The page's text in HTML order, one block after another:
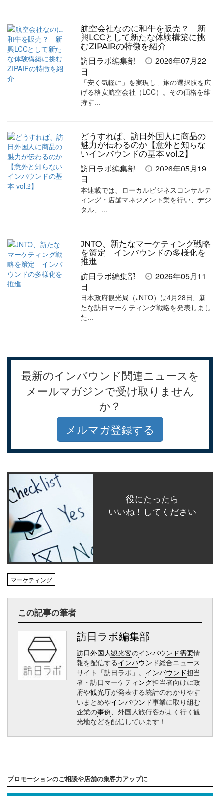
加
航空会社なのに和牛を販売？ 新
興LCCとして新たな体験構築に挑
むZIPAIRの特徴を紹介
訪日ラボ編集部
2026年07月22
日
「安く気軽に」を実現し、旅の選択肢を広
げる格安航空会社（LCC）。その価格を維
持す...
どうすれば、訪日外国人に商品の
魅力が伝わるのか【意外と知らな
いインバウンドの基本 vol.2】
訪日ラボ編集部
2026年05月19
日
本連載では、ローカルビジネスコンサルテ
ィング・店舗マネジメント業を行い、デジ
タル、...
JNTO、新たなマーケティング戦略
を策定 インバウンドの多様化を
推進
訪日ラボ編集部
2026年05月11
日
日本政府観光局（JNTO）は4月28日、新
たな訪日マーケティング戦略を発表しまし
た...
最新のインバウンド関連ニュースを
メールマガジンで受け取りません
か？
メルマガ登録する
役にたったら
いいね！してください
マーケティング
この記事の筆者
訪日ラボ編集部
訪日外国人観光客のインバウンド需要情
報を配信するインバウンド総合ニュース
サイト「訪日ラボ」。 インバウンド担当
者・訪日マーケティング担当者向けに政
府や観光庁が発表する統計のわかりやす
いまとめやインバウンド事業に取り組む
企業の事例 、外国人旅行客がよく行く観
光地などを配信しています！
プロモーションのご相談や店舗の集客力アップに